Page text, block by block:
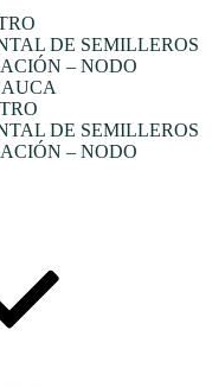
DE SEMILLEROS
– NODO
DE SEMILLEROS
– NODO